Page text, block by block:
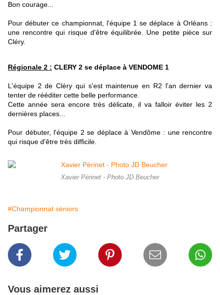
Bon courage...
Pour débuter ce championnat, l'équipe 1 se déplace à Orléans :
une rencontre qui risque d'être équilibrée. Une petite pièce sur
Cléry.
Régionale 2 : CLERY 2 se déplace à VENDOME 1
L'équipe 2 de Cléry qui s'est maintenue en R2 l'an dernier va
tenter de rééditer cette belle performance.
Cette année sera encore très délicate, il va falloir éviter les 2
dernières places...
Pour débuter, l'équipe 2 se déplace à Vendôme : une rencontre
qui risque d'être très difficile.
Xavier Périnet - Photo JD Beucher
#Championnat séniors
Partager
Vous aimerez aussi